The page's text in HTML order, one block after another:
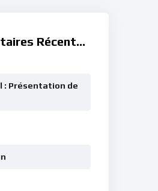
Récents
: Présentation de